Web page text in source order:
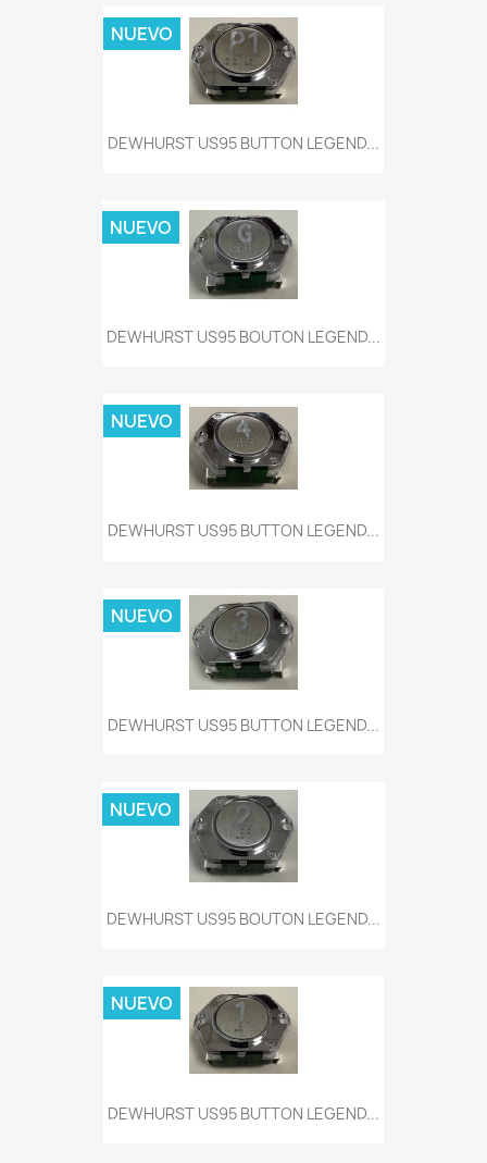
DEWHURST US95 BUTTON LEGEND...
NUEVO
DEWHURST US95 BOUTON LEGEND...
NUEVO
DEWHURST US95 BUTTON LEGEND...
NUEVO
DEWHURST US95 BUTTON LEGEND...
NUEVO
DEWHURST US95 BOUTON LEGEND...
NUEVO
DEWHURST US95 BUTTON LEGEND...
NUEVO